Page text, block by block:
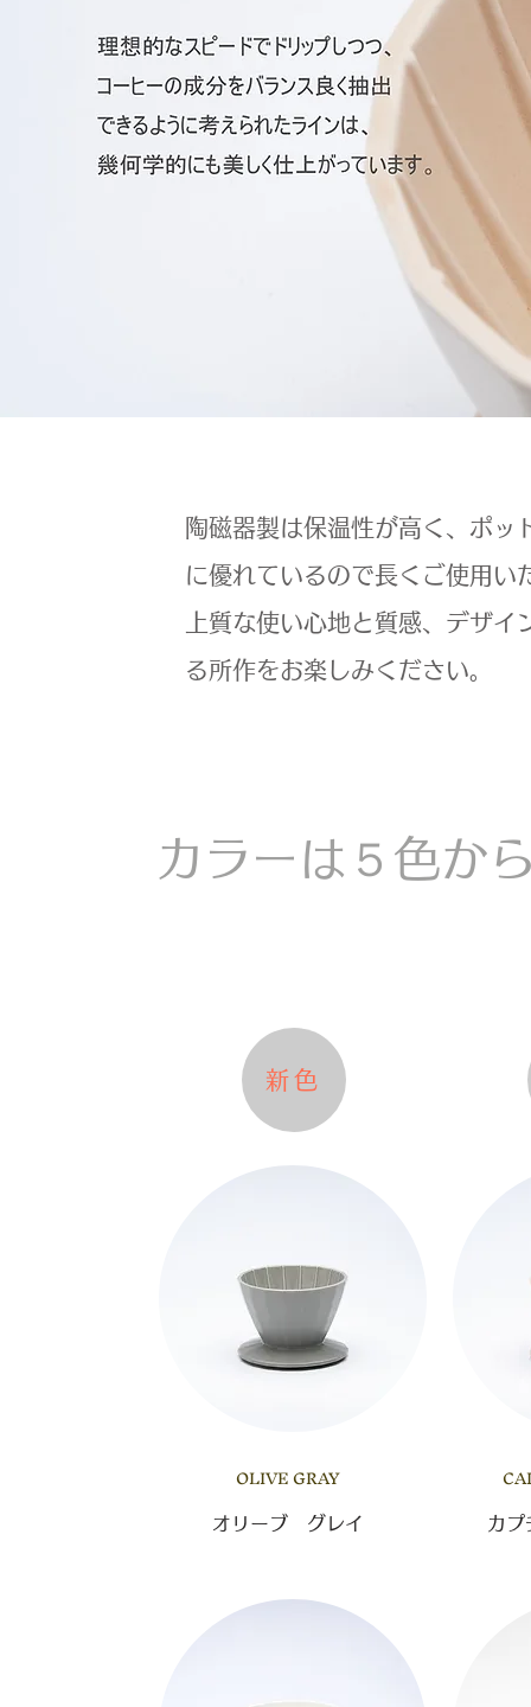
陶磁器製は保温性が高く、ポ
に優れているので長くご使用い
上質な使い心地と質感、デザ
る所作をお楽しみください。
カラーは５色か
新色
OLIVE GRAY
オリーブ グレイ カ